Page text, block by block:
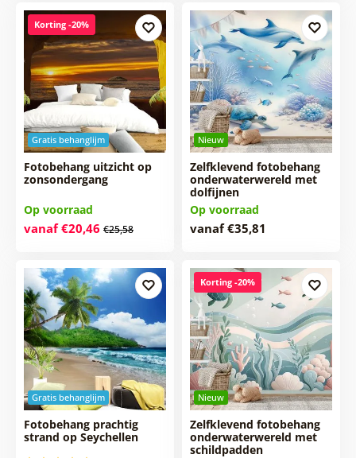
Gratis behanglijm
Korting -20%
Fotobehang uitzicht op
zonsondergang
Op voorraad
vanaf €20,46 €25,58
Nieuw
Zelfklevend fotobehang
onderwaterwereld met
dolfijnen
Op voorraad
vanaf €35,81
Gratis behanglijm
Fotobehang prachtig
strand op Seychellen
Nieuw
Korting -20%
Zelfklevend fotobehang
onderwaterwereld met
schildpadden